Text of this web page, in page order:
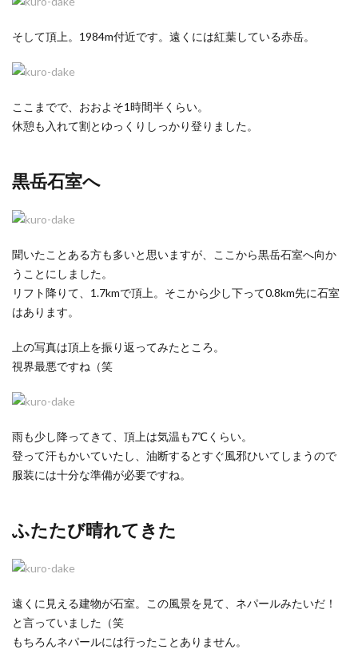
そして頂上。1984m付近です。遠くには紅葉している赤岳。
ここまでで、おおよそ1時間半くらい。
休憩も入れて割とゆっくりしっかり登りました。
黒岳石室へ
聞いたことある方も多いと思いますが、ここから黒岳石室へ向か
うことにしました。
リフト降りて、1.7kmで頂上。そこから少し下って0.8km先に石室
はあります。
上の写真は頂上を振り返ってみたところ。
視界最悪ですね（笑
雨も少し降ってきて、頂上は気温も7℃くらい。
登って汗もかいていたし、油断するとすぐ風邪ひいてしまうので
服装には十分な準備が必要ですね。
ふたたび晴れてきた
遠くに見える建物が石室。この風景を見て、ネパールみたいだ！
と言っていました（笑
もちろんネパールには行ったことありません。